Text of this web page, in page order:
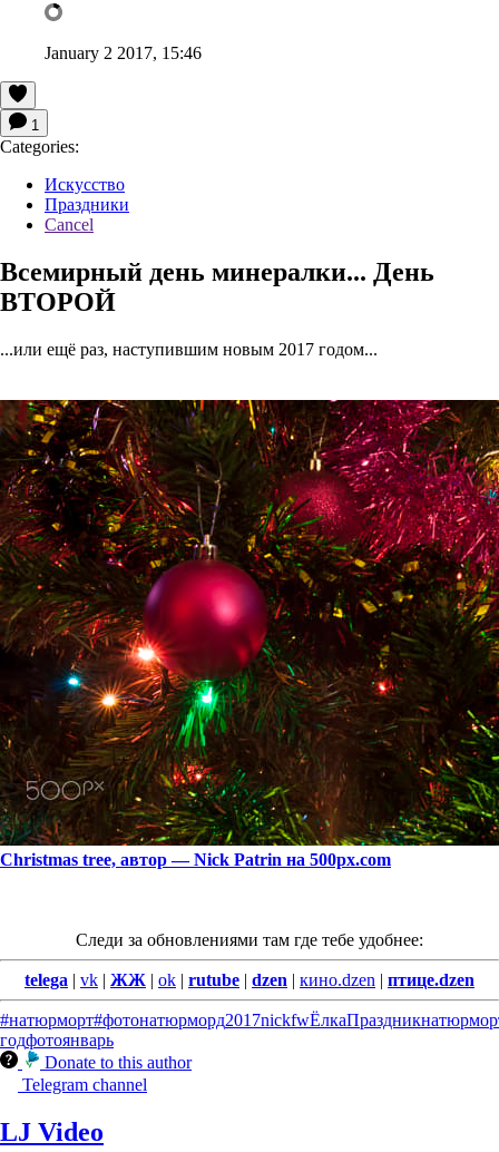
January 2 2017, 15:46
1
Categories:
Искусство
Праздники
Cancel
Всемирный день минералки... День
ВТОРОЙ
...или ещё раз, наступившим новым 2017 годом...
Christmas tree, автор — Nick Patrin на 500px.com
Следи за обновлениями там где тебе удобнее:
telega | vk | ЖЖ | ok | rutube | dzen | кино.dzen | птице.dzen
#натюрморт#фотонатюрморд2017nickfwЁлкаПраздник
годфотоянварь
Donate to this author
Telegram channel
LJ Video